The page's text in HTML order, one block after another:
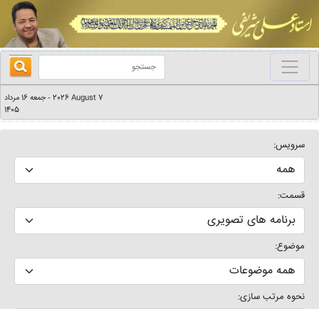
2026 August 7
-
جمعه 16 مرداد
1405
سرویس:
قسمت:
موضوع:
نحوه مرتب سازی: